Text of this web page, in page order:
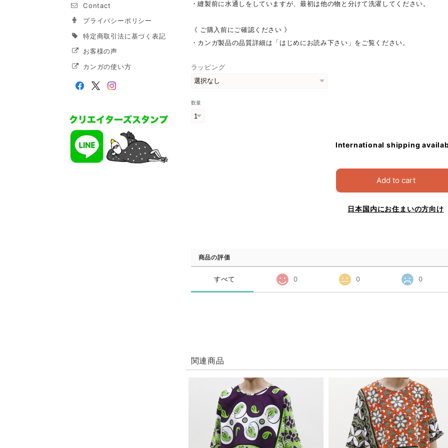
Contact
プライバシーポリシー
特定商取引法に基づく表記
お客様の声
カンガの使い方
・縫製前に水通しをしていますが、最初は他の物と分けて洗濯してください。
《 ご購入前にご確認ください 》
・カンガ製品の品質詳細は「はじめにお読み下さい」をご覧ください。
ラッピング
数量
International shipping
Add to cart
日本国内にお住まいの方向け
商品の評価
すべて 0 0 0
関連商品